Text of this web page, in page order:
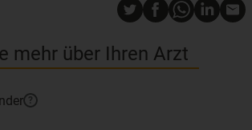
mehr über Ihren Arzt
?